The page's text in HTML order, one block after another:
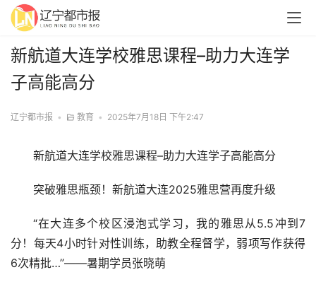
新航道大连学校雅思课程–助力大连学
子高能高分
辽宁都市报 • 教育 • 2025年7月18日 下午2:47
新航道大连学校雅思课程–助力大连学子高能高分
突破雅思瓶颈！新航道大连2025雅思营再度升级
“在大连多个校区浸泡式学习 ，我的雅思从5.5冲到7
分！每天4小时针对性训练，助教全程督学，弱项写作获得
6次精批…”——暑期学员张晓萌